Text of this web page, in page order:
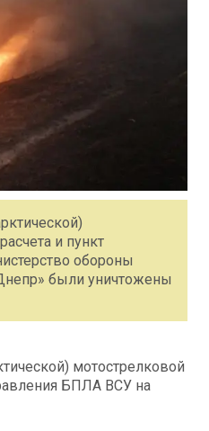
и пункт
обороны
были уничтожены
мотострелковой
БПЛА ВСУ на